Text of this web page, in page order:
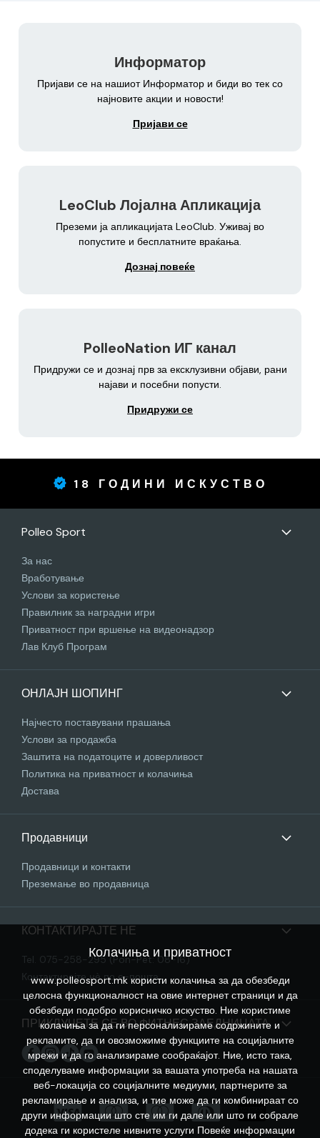
Информатор
Пријави се на нашиот Информатор и биди во тек со
најновите акции и новости!
Пријави се
LeoClub Лојална Апликација
Преземи ја апликацијата LeoClub. Уживај во
попустите и бесплатните враќања.
Дознај повеќе
PolleoNation ИГ канал
Придружи се и дознај прв за ексклузивни објави, рани
најави и посебни попусти.
Придружи се
18 ГОДИНИ ИСКУСТВО
Polleo Sport
За нас
Вработување
Услови за користење
Правилник за наградни игри
Приватност при вршење на видеонадзор
Лав Клуб Програм
ОНЛАЈН ШОПИНГ
Најчесто поставувани прашања
Услови за продажба
Заштита на податоците и доверливост
Политика на приватност и колачиња
Достава
Продавници
Продавници и контакти
Преземање во продавница
КОНТАКТИРАЈТЕ НЕ
Tel. 075-258-295 (Pon-Pet: 08-16)
Контактирајте нѐ по е-пошта
ПРИКЛУЧЕТЕ СЕ ВО ФИТНЕС ЗАЕДНИЦАТА
Колачиња и приватност
www.polleosport.mk користи колачиња за да обезбеди
целосна функционалност на овие интернет страници и да
обезбеди подобро корисничко искуство. Ние користиме
колачиња за да ги персонализираме содржините и
рекламите, да ги овозможиме функциите на социјалните
мрежи и да го анализираме сообраќајот. Ние, исто така,
споделуваме информации за вашата употреба на нашата
веб-локација со социјалните медиуми, партнерите за
рекламирање и анализа, и тие може да ги комбинираат со
други информации што сте им ги дале или што ги собрале
додека ги користеле нивните услуги Повеќе информации